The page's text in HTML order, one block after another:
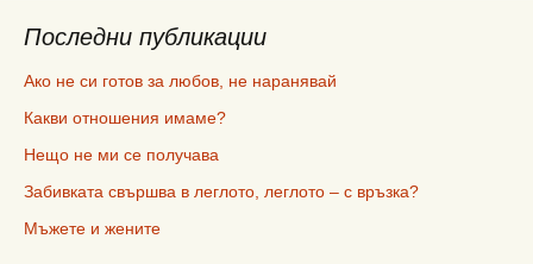
Последни публикации
Ако не си готов за любов, не наранявай
Какви отношения имаме?
Нещо не ми се получава
Забивката свършва в леглото, леглото – с връзка?
Мъжете и жените